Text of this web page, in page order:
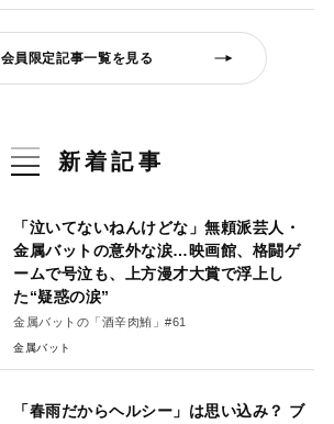
会員限定記事一覧を見る
新着記事
「泣いてないねんけどな」無頼派芸人・
金属バットの意外な涙…映画館、格闘ゲ
ームで号泣も、上方漫才大賞で浮上し
た“疑惑の涙”
金属バットの「酒辛肉鮪」#61
金属バット
「春雨だからヘルシー」は思い込み？ ブ